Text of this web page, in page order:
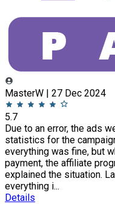
MasterW | 27 Dec 2024
5.7
Due to an error, the ads
statistics for the
everything was fine, but
payment, the affiliate
explained the situation.
everything i...
Details